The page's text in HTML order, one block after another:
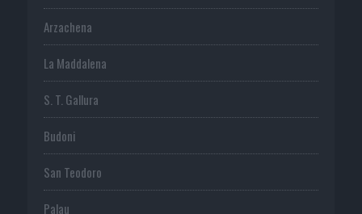
Arzachena
La Maddalena
S. T. Gallura
Budoni
San Teodoro
Palau